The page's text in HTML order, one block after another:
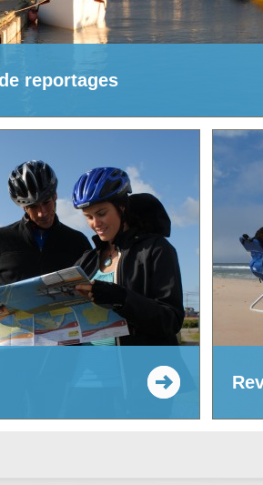
reportages